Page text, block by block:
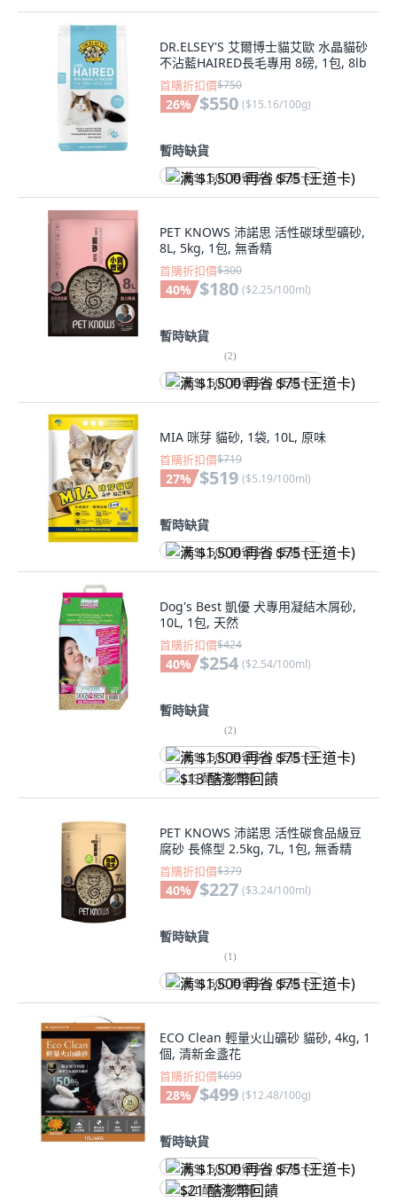
DR.ELSEY'S 艾爾博士貓艾歐 水晶貓砂
不沾藍HAIRED長毛專用 8磅, 1包, 8lb
首購折扣價$750
26% $550 ($15.16/100g)
暫時缺貨
满 $1,500 再省 $75 (王道卡)
PET KNOWS 沛諾思 活性碳球型礦砂,
8L, 5kg, 1包, 無香精
首購折扣價$300
40% $180 ($2.25/100ml)
暫時缺貨
(2)
满 $1,500 再省 $75 (王道卡)
MIA 咪芽 貓砂, 1袋, 10L, 原味
首購折扣價$719
27% $519 ($5.19/100ml)
暫時缺貨
满 $1,500 再省 $75 (王道卡)
Dog's Best 凱優 犬專用凝結木屑砂,
10L, 1包, 天然
首購折扣價$424
40% $254 ($2.54/100ml)
暫時缺貨
(2)
满 $1,500 再省 $75 (王道卡)
$13 酷澎幣回饋
PET KNOWS 沛諾思 活性碳食品級豆
腐砂 長條型 2.5kg, 7L, 1包, 無香精
首購折扣價$379
40% $227 ($3.24/100ml)
暫時缺貨
(1)
满 $1,500 再省 $75 (王道卡)
ECO Clean 輕量火山礦砂 貓砂, 4kg, 1
個, 清新金盞花
首購折扣價$699
28% $499 ($12.48/100g)
暫時缺貨
满 $1,500 再省 $75 (王道卡)
$21 酷澎幣回饋